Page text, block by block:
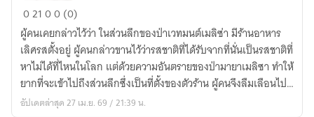
ร้าน
อาหาร1ดาว
แห่ง
ป่า
มายา
เม
ลิซา
02100 (0)
ผู้คนเคยกล่าวไว้ว่า ในส่วนลึกของป่าเวทมนต์เมลิซ่า มีร้านอาหาร
เลิศรสตั้งอยู่ ผู้คนกล่าวขานไว้ว่ารสชาติที่ได้รับจากที่นั่นเป็นรสชาติที่
หาไม่ได้ที่ไหนในโลก แต่ด้วยความอันตรายของป่ามายาเมลิซา ทำให้
ยากที่จะเข้าไปถึงส่วนลึกซึ่งเป็นที่ตั้งของตัวร้าน ผู้คนจึงลืมเลือนไป
ในที่สุด
อัปเดตล่าสุด 27 เม.ย. 69 / 21:39 น.